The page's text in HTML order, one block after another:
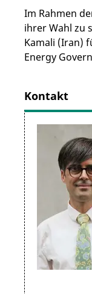
Im Rahmen
ihrer Wahl zu
Kamali (Iran)
Energy
Kontakt